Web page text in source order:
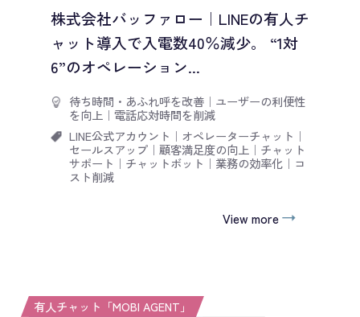
株式会社バッファロー｜LINEの有人チ
ャット導入で入電数40％減少。 “1対
6”のオペレーション...
待ち時間・あふれ呼を改善｜ ユーザーの利便性
を向上 ｜ 電話応対時間を削減
LINE公式アカウント ｜ オペレーターチャット ｜
セールスアップ｜ 顧客満足度の向上 ｜ チャット
サポート ｜ チャットボット ｜ 業務の効率化｜ コ
スト削減
View more
有人チャット「MOBI AGENT」